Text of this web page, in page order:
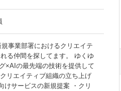
事業部署におけるクリエイテ
る仲間を探してます。 ゆくゆ
×AIの最先端の技術を提供して
リエイティブ組織の立ち上げ
けサービスの新規提案 ・クリ